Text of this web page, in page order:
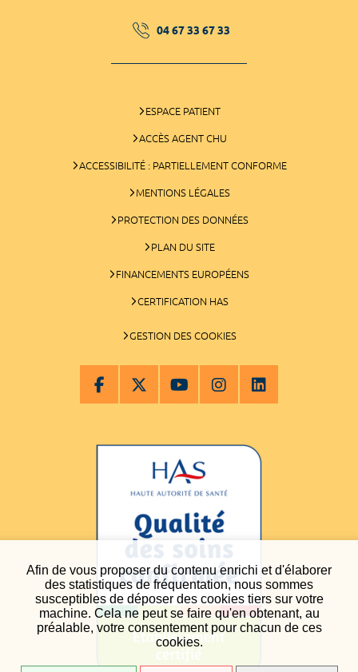
Afin de vous proposer du contenu enrichi et d'élaborer
des statistiques de fréquentation, nous sommes
susceptibles de déposer des cookies tiers sur votre
machine. Cela ne peut se faire qu'en obtenant, au
préalable, votre consentement pour chacun de ces
cookies.
04 67 33 67 33
ESPACE PATIENT
ACCÈS AGENT CHU
ACCESSIBILITÉ : PARTIELLEMENT CONFORME
MENTIONS LÉGALES
PROTECTION DES DONNÉES
PLAN DU SITE
FINANCEMENTS EUROPÉENS
CERTIFICATION HAS
GESTION DES COOKIES